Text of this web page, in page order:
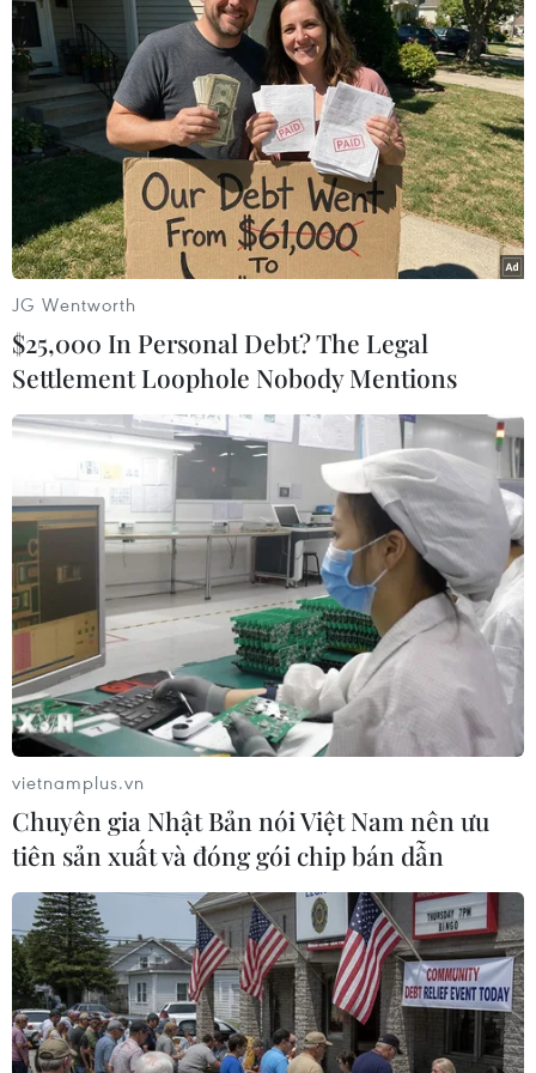
TIN LIÊN QUAN
Tuyên án các đối tượng tổ chức cho người
khác trốn đi nước ngoài
29/09/2023 15:12
Bị cáo Cao Văn Tĩnh là đối tượng cầm đầu, thường
xuyên liên lạc với các đối tượng FULRO lưu vong tuyên
truyền, lừa phỉnh đồng bào dân tộc thiểu số tham gia
vượt biên để trục lợi.
JG Wentworth
$25,000 In Personal Debt? The Legal
Settlement Loophole Nobody Mentions
vietnamplus.vn
Chuyên gia Nhật Bản nói Việt Nam nên ưu
tiên sản xuất và đóng gói chip bán dẫn